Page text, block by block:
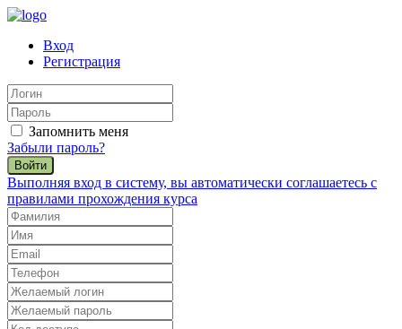
Вход
Регистрация
Запомнить меня
Забыли пароль?
Войти
Выполняя вход в систему, вы автоматически соглашаетесь с
правилами прохождения курса